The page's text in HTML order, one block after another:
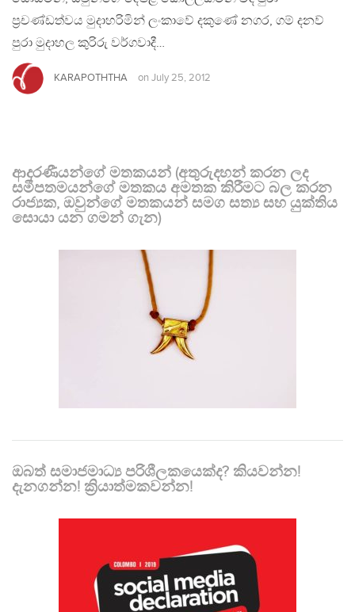
ප‍්‍රචණ්ඩත්වය මුදාහරිමින් ලංකාවේ දකුණේ නගර, ගම් දනව්
පුරා මුදාහල කුරිරු වර්ගවාදී…
KARAPOTHTHA on July 25, 2012
ආදරණීයන්ගේ මතකයන් (අතුරුදහන් කරන ලද
සමීපතමයන්ගේ මතකය අමතක කිරීමට බල කරන
රාජ්‍යක, ඔවුන්ගේ මතකයන් සමග සත්‍ය සහ යුක්තිය
සොයා යන ගමන් ගැන)
ඔබත් සමාජමාධ්‍ය පරිශීලකයෙක්ද? කියවන්න!
දැනගන්න! ක්‍රියාත්මකවන්න!